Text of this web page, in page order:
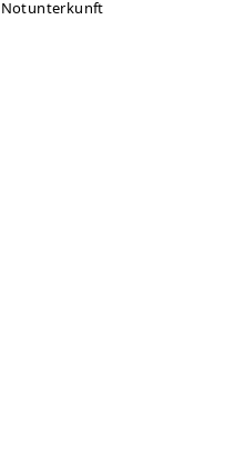
Notunterkunft